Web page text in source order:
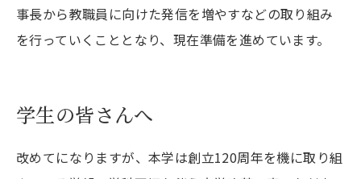
事長から教職員に向けた発信を増やすなどの取り組み
を行っていくこととなり、現在準備を進めています。
学生の皆さんへ
改めてになりますが、本学は創立120周年を機に取り組